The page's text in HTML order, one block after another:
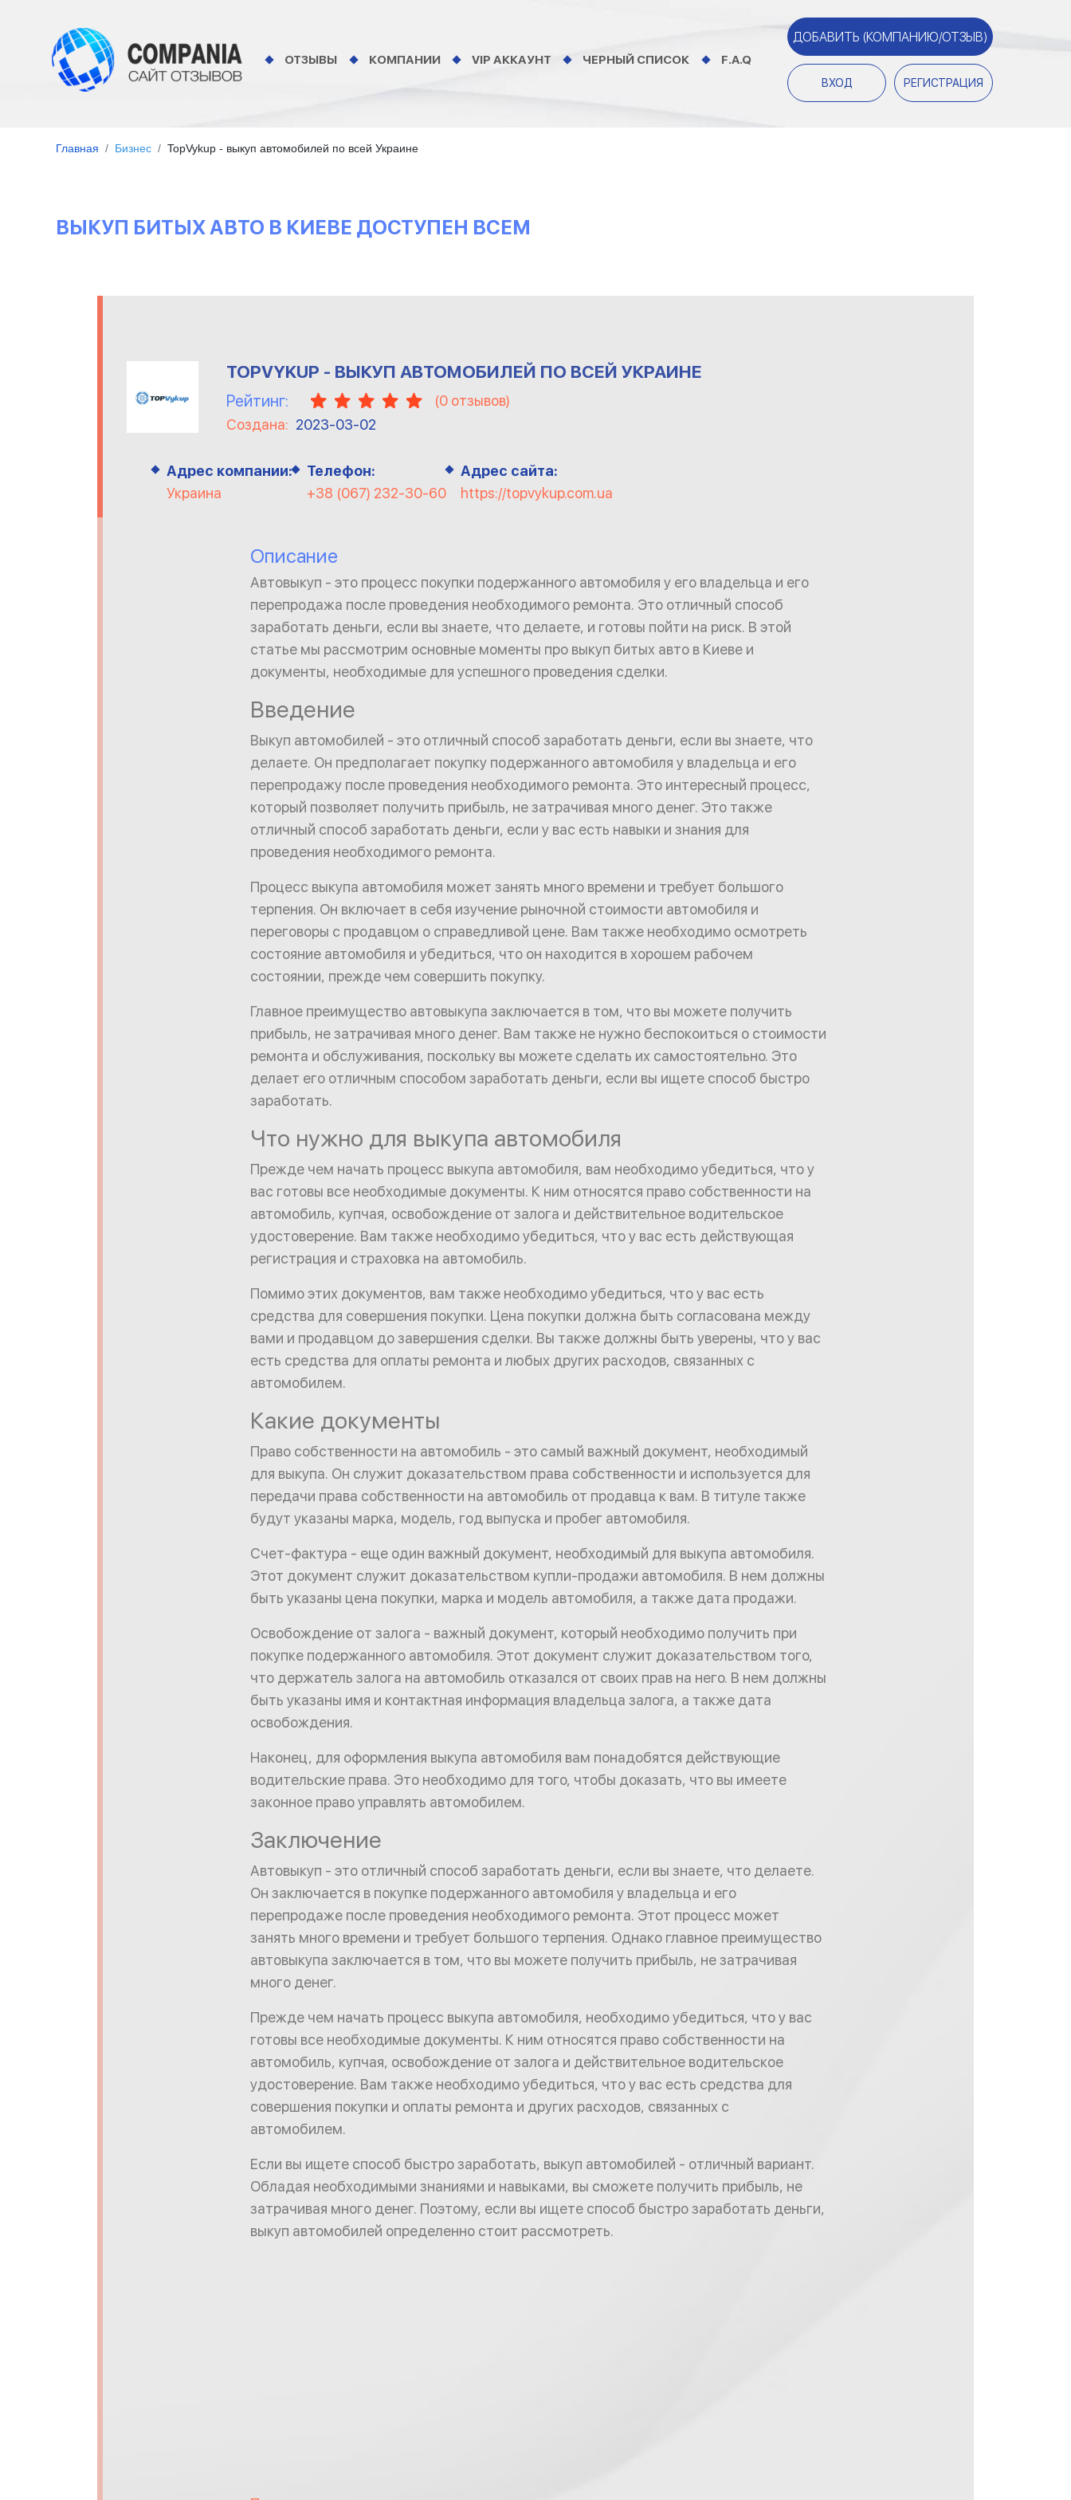
ОТЗЫВЫ КОМПАНИИ VIP АККАУНТ ЧЕРНЫЙ СПИСОК F.A.Q
ДОБАВИТЬ (КОМПАНИЮ/ОТЗЫВ)
ВХОД РЕГИСТРАЦИЯ
Главная Бизнес TopVykup - выкуп автомобилей по всей Украине
ВЫКУП БИТЫХ АВТО В КИЕВЕ ДОСТУПЕН ВСЕМ
TOPVYKUP - ВЫКУП АВТОМОБИЛЕЙ ПО ВСЕЙ УКРАИНЕ
Рейтинг: (0 отзывов)
Создана: 2023-03-02
Адрес компании:
Украина
Телефон:
+38 (067) 232-30-60
Адрес сайта:
https://topvykup.com.ua
Описание
Автовыкуп - это процесс покупки подержанного автомобиля у его владельца и его
перепродажа после проведения необходимого ремонта. Это отличный способ
заработать деньги, если вы знаете, что делаете, и готовы пойти на риск. В этой
статье мы рассмотрим основные моменты про выкуп битых авто в Киеве и
документы, необходимые для успешного проведения сделки.
Введение
Выкуп автомобилей - это отличный способ заработать деньги, если вы знаете, что
делаете. Он предполагает покупку подержанного автомобиля у владельца и его
перепродажу после проведения необходимого ремонта. Это интересный процесс,
который позволяет получить прибыль, не затрачивая много денег. Это также
отличный способ заработать деньги, если у вас есть навыки и знания для
проведения необходимого ремонта.
Процесс выкупа автомобиля может занять много времени и требует большого
терпения. Он включает в себя изучение рыночной стоимости автомобиля и
переговоры с продавцом о справедливой цене. Вам также необходимо осмотреть
состояние автомобиля и убедиться, что он находится в хорошем рабочем
состоянии, прежде чем совершить покупку.
Главное преимущество автовыкупа заключается в том, что вы можете получить
прибыль, не затрачивая много денег. Вам также не нужно беспокоиться о стоимости
ремонта и обслуживания, поскольку вы можете сделать их самостоятельно. Это
делает его отличным способом заработать деньги, если вы ищете способ быстро
заработать.
Что нужно для выкупа автомобиля
Прежде чем начать процесс выкупа автомобиля, вам необходимо убедиться, что у
вас готовы все необходимые документы. К ним относятся право собственности на
автомобиль, купчая, освобождение от залога и действительное водительское
удостоверение. Вам также необходимо убедиться, что у вас есть действующая
регистрация и страховка на автомобиль.
Помимо этих документов, вам также необходимо убедиться, что у вас есть
средства для совершения покупки. Цена покупки должна быть согласована между
вами и продавцом до завершения сделки. Вы также должны быть уверены, что у вас
есть средства для оплаты ремонта и любых других расходов, связанных с
автомобилем.
Какие документы
Право собственности на автомобиль - это самый важный документ, необходимый
для выкупа. Он служит доказательством права собственности и используется для
передачи права собственности на автомобиль от продавца к вам. В титуле также
будут указаны марка, модель, год выпуска и пробег автомобиля.
Счет-фактура - еще один важный документ, необходимый для выкупа автомобиля.
Этот документ служит доказательством купли-продажи автомобиля. В нем должны
быть указаны цена покупки, марка и модель автомобиля, а также дата продажи.
Освобождение от залога - важный документ, который необходимо получить при
покупке подержанного автомобиля. Этот документ служит доказательством того,
что держатель залога на автомобиль отказался от своих прав на него. В нем должны
быть указаны имя и контактная информация владельца залога, а также дата
освобождения.
Наконец, для оформления выкупа автомобиля вам понадобятся действующие
водительские права. Это необходимо для того, чтобы доказать, что вы имеете
законное право управлять автомобилем.
Заключение
Автовыкуп - это отличный способ заработать деньги, если вы знаете, что делаете.
Он заключается в покупке подержанного автомобиля у владельца и его
перепродаже после проведения необходимого ремонта. Этот процесс может
занять много времени и требует большого терпения. Однако главное преимущество
автовыкупа заключается в том, что вы можете получить прибыль, не затрачивая
много денег.
Прежде чем начать процесс выкупа автомобиля, необходимо убедиться, что у вас
готовы все необходимые документы. К ним относятся право собственности на
автомобиль, купчая, освобождение от залога и действительное водительское
удостоверение. Вам также необходимо убедиться, что у вас есть средства для
совершения покупки и оплаты ремонта и других расходов, связанных с
автомобилем.
Если вы ищете способ быстро заработать, выкуп автомобилей - отличный вариант.
Обладая необходимыми знаниями и навыками, вы сможете получить прибыль, не
затрачивая много денег. Поэтому, если вы ищете способ быстро заработать деньги,
выкуп автомобилей определенно стоит рассмотреть.